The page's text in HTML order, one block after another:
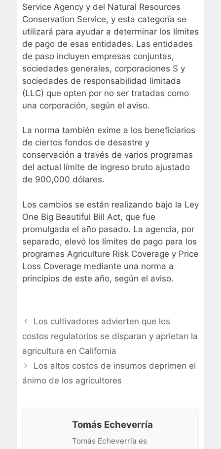
Service Agency y del Natural Resources
Conservation Service, y esta categoría se
utilizará para ayudar a determinar los límites
de pago de esas entidades. Las entidades
de paso incluyen empresas conjuntas,
sociedades generales, corporaciones S y
sociedades de responsabilidad limitada
(LLC) que opten por no ser tratadas como
una corporación, según el aviso.
La norma también exime a los beneficiarios
de ciertos fondos de desastre y
conservación a través de varios programas
del actual límite de ingreso bruto ajustado
de 900,000 dólares.
Los cambios se están realizando bajo la Ley
One Big Beautiful Bill Act, que fue
promulgada el año pasado. La agencia, por
separado, elevó los límites de pago para los
programas Agriculture Risk Coverage y Price
Loss Coverage mediante una norma a
principios de este año, según el aviso.
Los cultivadores advierten que los
costos regulatorios se disparan y aprietan la
agricultura en California
Los altos costos de insumos deprimen el
ánimo de los agricultores
Tomás Echeverría
Tomás Echeverría es